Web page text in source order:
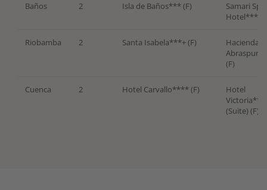
Baños 2 Isla de Baños*** (F)
Samari Spa
Hotel****
Riobamba 2 Santa Isabela***+ (F)
Hacienda
(F)
Cuenca 2 Hotel Carvallo**** (F)
Hotel
(Suite) (F)